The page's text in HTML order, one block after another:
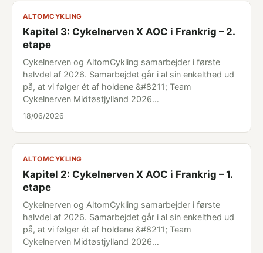
ALTOMCYKLING
Kapitel 3: Cykelnerven X AOC i Frankrig – 2.
etape
Cykelnerven og AltomCykling samarbejder i første
halvdel af 2026. Samarbejdet går i al sin enkelthed ud
på, at vi følger ét af holdene &#8211; Team
Cykelnerven Midtøstjylland 2026…
18/06/2026
ALTOMCYKLING
Kapitel 2: Cykelnerven X AOC i Frankrig – 1.
etape
Cykelnerven og AltomCykling samarbejder i første
halvdel af 2026. Samarbejdet går i al sin enkelthed ud
på, at vi følger ét af holdene &#8211; Team
Cykelnerven Midtøstjylland 2026…